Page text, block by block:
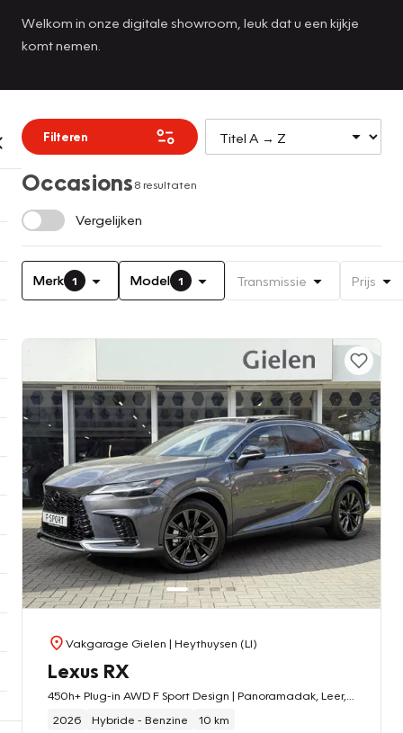
Welkom in onze digitale showroom, leuk dat u een kijkje
komt nemen.
Filteren
Occasions8 resultaten
Vergelijken
Merk 1 Model 1 Transmissie Prijs
Vakgarage Gielen | Heythuysen (LI)
Lexus RX
2026
Hybride - Benzine 10 km